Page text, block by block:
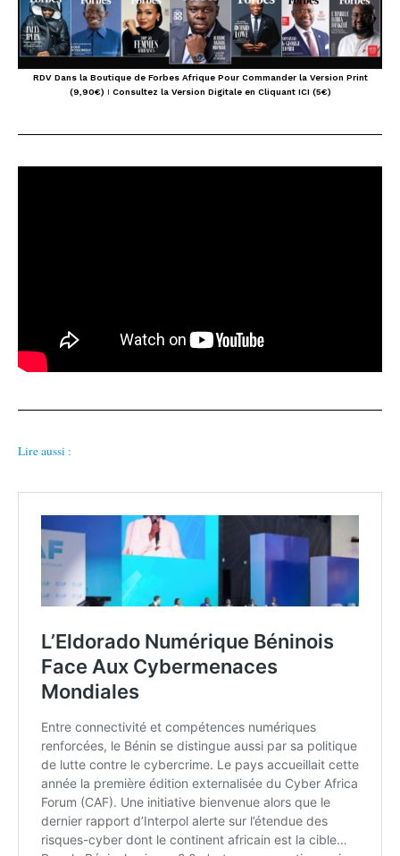
RDV Dans la Boutique de Forbes Afrique Pour Commander la Version Print
(9,90€) I Consultez la Version Digitale en Cliquant ICI (5€)
Lire aussi :